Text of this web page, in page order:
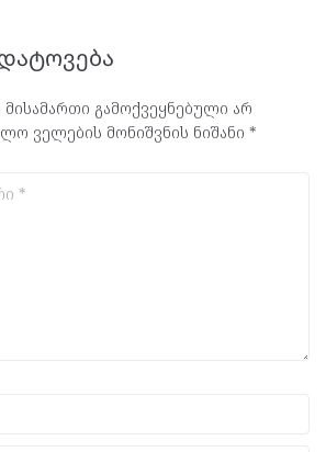
გამოქვეყნებული არ
ველების მონიშვნის ნიშანი *